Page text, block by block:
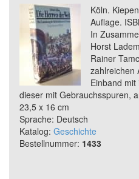
Köln.
Auflage.
In
Horst
Rainer
zahlreichen
Einband
dieser mit Gebrauchsspuren,
23,5 x 16 cm
Sprache: Deutsch
Katalog: Geschichte
Bestellnummer: 1433